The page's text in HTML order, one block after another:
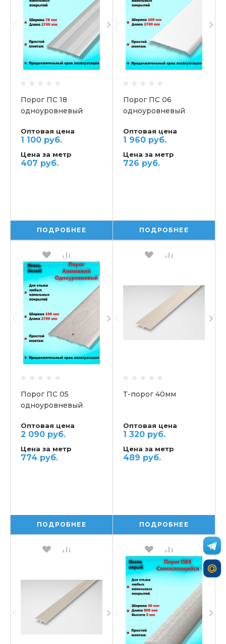
Порог ПС 18
одноуровневый
Оптовая цена
1 100 руб.
Цена за метр
407 руб.
ПОДРОБНЕЕ
Порог ПС 06
одноуровневый
Оптовая цена
1 960 руб.
Цена за метр
726 руб.
ПОДРОБНЕЕ
Порог ПС 05
одноуровневый
Оптовая цена
2 090 руб.
Цена за метр
774 руб.
ПОДРОБНЕЕ
Т-порог 40мм
Оптовая цена
1 320 руб.
Цена за метр
489 руб.
ПОДРОБНЕЕ